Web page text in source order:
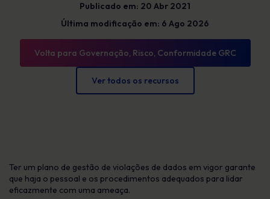
Publicado em: 20 Abr 2021
Última modificação em: 6 Ago 2026
Volta para Governação, Risco, Conformidade GRC
Ver todos os recursos
Ter um plano de gestão de violações de dados em vigor garante
que haja o pessoal e os procedimentos adequados para lidar
eficazmente com uma ameaça.